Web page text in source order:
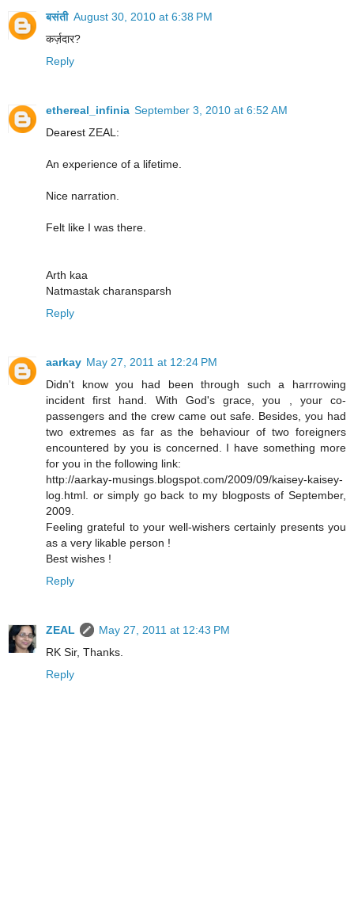
बसंती August 30, 2010 at 6:38 PM
कर्ज़दार?
Reply
ethereal_infinia September 3, 2010 at 6:52 AM
Dearest ZEAL:
An experience of a lifetime.
Nice narration.
Felt like I was there.
Arth kaa
Natmastak charansparsh
Reply
aarkay May 27, 2011 at 12:24 PM
Didn't know you had been through such a harrrowing
incident first hand. With God's grace, you , your co-
passengers and the crew came out safe. Besides, you had
two extremes as far as the behaviour of two foreigners
encountered by you is concerned. I have something more
for you in the following link:
http://aarkay-musings.blogspot.com/2009/09/kaisey-kaisey-
log.html. or simply go back to my blogposts of September,
2009.
Feeling grateful to your well-wishers certainly presents you
as a very likable person !
Best wishes !
Reply
ZEAL
May 27, 2011 at 12:43 PM
RK Sir, Thanks.
Reply